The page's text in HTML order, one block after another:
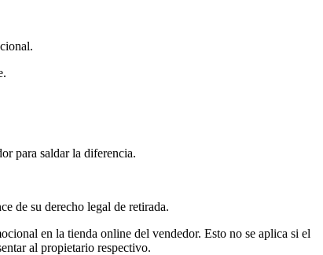
para saldar la diferencia.
de su derecho legal de retirada.
en la tienda online del vendedor. Esto no se aplica si el
al propietario respectivo.